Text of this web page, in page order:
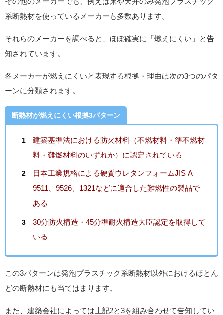
系断熱材を使っているメーカーも多数あります。
それらのメーカーを調べると、ほぼ確実に「燃えにくい」と告
知されています。
各メーカーが燃えにくいと表現する根拠・理由は次の3つのパタ
ーンに分類されます。
断熱材が燃えにくい根拠3パターン
建築基準法における防火材料（不燃材料・準不燃材
料・難燃材料のいずれか）に認定されている
日本工業規格による硬質ウレタンフォームJIS A
9511、9526、1321などに適合した難燃性の製品で
ある
30分防火構造・45分準耐火構造大臣認定を取得して
いる
この3パターンは発泡プラスチック系断熱材以外におけるほとん
どの断熱材にも当てはまります。
また、建築会社によっては上記2と3を組み合わせて告知してい